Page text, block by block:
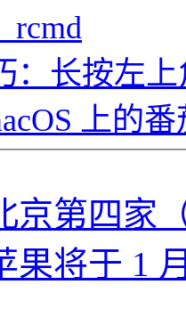
rcmd
：长按左
上的
京第四家
果将于 1